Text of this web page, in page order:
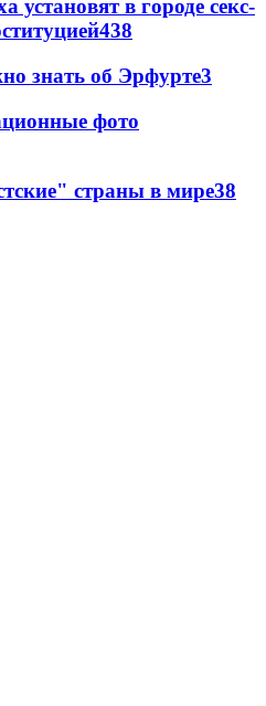
в городе секс-
438
знать об Эрфурте3
фото
страны в мире38